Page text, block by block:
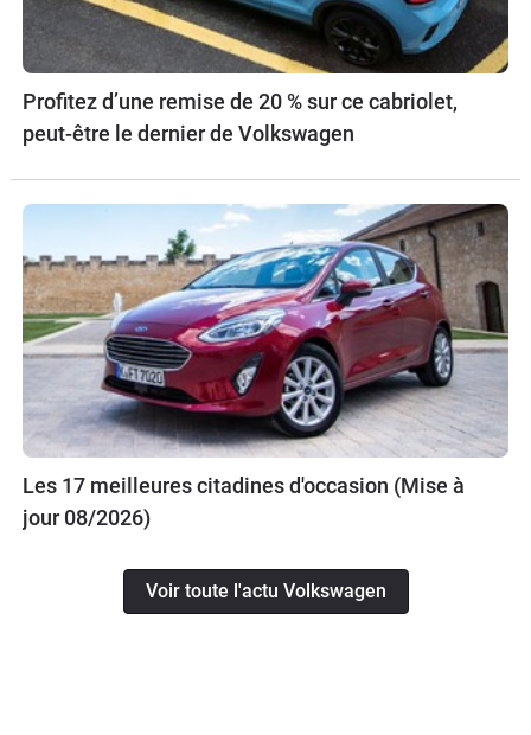
Profitez d’une remise de 20 % sur ce cabriolet,
peut-être le dernier de Volkswagen
Les 17 meilleures citadines d'occasion (Mise à
jour 08/2026)
Voir toute l'actu Volkswagen